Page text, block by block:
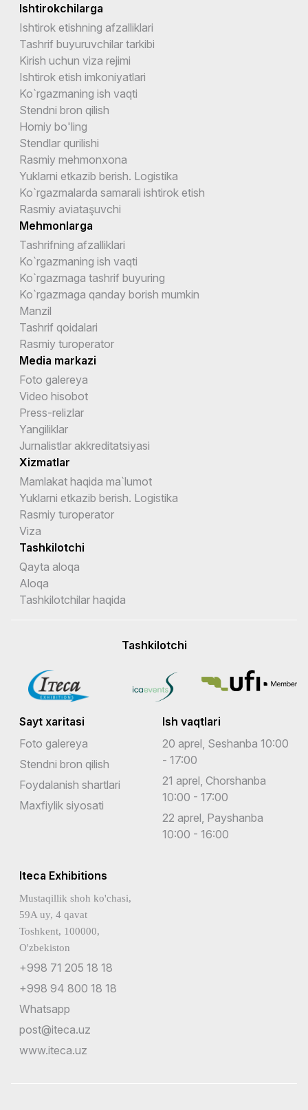
Ishtirokchilarga
Ishtirok etishning afzalliklari
Tashrif buyuruvchilar tarkibi
Kirish uchun viza rejimi
Ishtirok etish imkoniyatlari
Ko`rgazmaning ish vaqti
Stendni bron qilish
Homiy bo'ling
Stendlar qurilishi
Rasmiy mehmonxona
Yuklarni etkazib berish. Logistika
Ko`rgazmalarda samarali ishtirok etish
Rasmiy aviataşuvchi
Mehmonlarga
Tashrifning afzalliklari
Ko`rgazmaning ish vaqti
Ko`rgazmaga tashrif buyuring
Ko`rgazmaga qanday borish mumkin
Manzil
Tashrif qoidalari
Rasmiy turoperator
Media markazi
Foto galereya
Video hisobot
Press-relizlar
Yangiliklar
Jurnalistlar akkreditatsiyasi
Xizmatlar
Mamlakat haqida ma`lumot
Yuklarni etkazib berish. Logistika
Rasmiy turoperator
Viza
Tashkilotchi
Qayta aloqa
Aloqa
Tashkilotchilar haqida
Tashkilotchi
Sayt xaritasi
Foto galereya
Stendni bron qilish
Foydalanish shartlari
Maxfiylik siyosati
Ish vaqtlari
20 aprel, Seshanba 10:00
- 17:00
21 aprel, Chorshanba
10:00 - 17:00
22 aprel, Payshanba
10:00 - 16:00
Iteca Exhibitions
Mustaqillik shoh ko'chasi,
59A uy, 4 qavat
Toshkent, 100000,
O'zbekiston
+998 71 205 18 18
+998 94 800 18 18
Whatsapp
post@iteca.uz
www.iteca.uz